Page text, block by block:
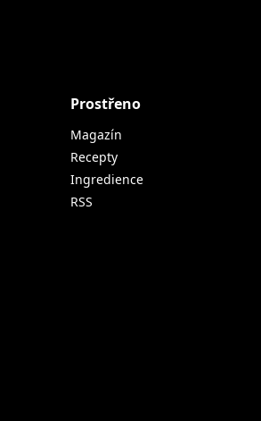
Prostřeno
Magazín
Recepty
Ingredience
RSS